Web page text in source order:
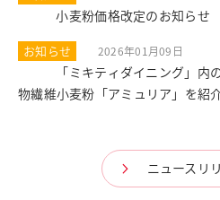
小麦粉価格改定のお知らせ
お知らせ 2026年01月09日
「ミキティダイニング」
物繊維小麦粉「アミュリア」を紹
ニュースリ